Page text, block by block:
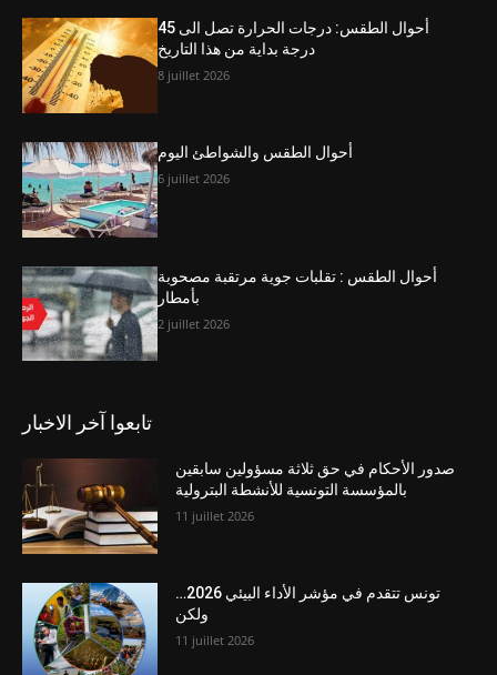
أحوال الطقس: درجات الحرارة تصل الى 45
درجة بداية من هذا التاريخ
8 juillet 2026
أحوال الطقس والشواطئ اليوم
6 juillet 2026
أحوال الطقس : تقلبات جوية مرتقبة مصحوبة
بأمطار
2 juillet 2026
تابعوا آخر الاخبار
صدور الأحكام في حق ثلاثة مسؤولين سابقين
بالمؤسسة التونسية للأنشطة البترولية
11 juillet 2026
تونس تتقدم في مؤشر الأداء البيئي 2026…
ولكن
11 juillet 2026